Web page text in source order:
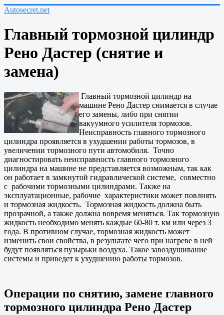
Autosecret.net
Главный тормозной цилиндр
Рено Дастер (снятие и
замена)
Главный тормозной цилиндр на
машине Рено Дастер снимается в случае
его замены, либо при снятии
вакуумного усилителя тормозов.
Неисправность главного тормозного
цилиндра проявляется в ухудшении работы тормозов, в
увеличении тормозного пути автомобиля. Точно
диагностировать неисправность главного тормозного
цилиндра на машине не представляется возможным, так как
он работает в замкнутой гидравлической системе, совместно
с рабочими тормозными цилиндрами. Также на
эксплуатационные, рабочие характеристики может повлиять
и тормозная жидкость. Тормозная жидкость должна быть
прозрачной, а также должна вовремя меняться. Так тормозную
жидкость необходимо менять каждые 60-80 т. км или через 3
года. В противном случае, тормозная жидкость может
изменить свои свойства, в результате чего при нагреве в ней
будут появляться пузырьки воздуха. Такое завоздушивание
системы и приведет к ухудшению работы тормозов.
Операции по снятию, замене главного
тормозного цилиндра Рено Дастер